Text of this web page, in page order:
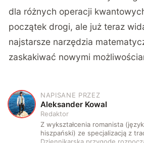
dla różnych operacji
początek drogi, ale już teraz
najstarsze narzędzia
zaskakiwać nowymi
A
NAPISANE PRZEZ
Aleksander Kowal
Redaktor
Z wykształcenia romanista
hiszpański) ze specjalizacją z